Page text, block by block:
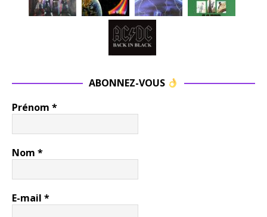
ABONNEZ-VOUS
Prénom *
Nom *
E-mail *